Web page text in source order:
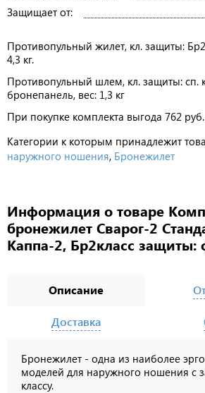
Защищает от:
Противопульный жилет, кл. защиты: Бр2
4,3 кг.
Противопульный шлем, кл. защиты: сп.
бронепанель, вес: 1,3 кг
При покупке комплекта выгода 762 руб.
Категории к которым принадлежит
наружного ношения, Бронежилет
Информация о товаре
бронежилет Сварог-2
Каппа-2, Бр2класс защиты:
Описание
Бронежилет - одна из наиболее
моделей для наружного ношения с
классу.
Доставка